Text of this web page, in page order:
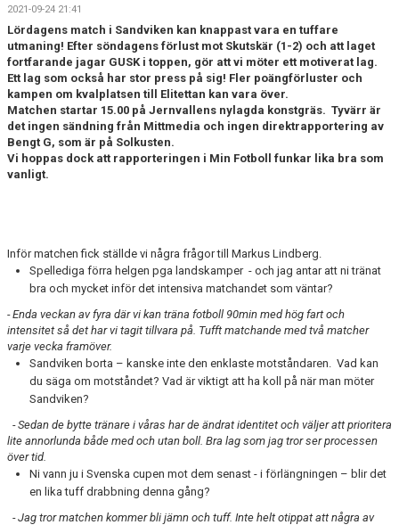
VÅRA LAG/TRÄNARE
NY I BK30
WIMANS MINNESFOND
DOKUMENT
2021-09-24 21:41
Lördagens match i Sandviken kan knappast vara en tuffare
utmaning! Efter söndagens förlust mot Skutskär (1-2) och att laget
fortfarande jagar GUSK i toppen, gör att vi möter ett motiverat lag.
Ett lag som också har stor press på sig! Fler poängförluster och
kampen om kvalplatsen till Elitettan kan vara över.
Matchen startar 15.00 på Jernvallens nylagda konstgräs. Tyvärr är
det ingen sändning från Mittmedia och ingen direktrapportering av
Bengt G, som är på Solkusten.
Vi hoppas dock att rapporteringen i Min Fotboll funkar lika bra som
vanligt.
Inför matchen fick ställde vi några frågor till Markus Lindberg.
Spellediga förra helgen pga landskamper - och jag antar att ni tränat
bra och mycket inför det intensiva matchandet som väntar?
- Enda veckan av fyra där vi kan träna fotboll 90min med hög fart och
intensitet så det har vi tagit tillvara på. Tufft matchande med två matcher
varje vecka framöver.
Sandviken borta – kanske inte den enklaste motståndaren. Vad kan
du säga om motståndet? Vad är viktigt att ha koll på när man möter
Sandviken?
- Sedan de bytte tränare i våras har de ändrat identitet och väljer att prioritera
lite annorlunda både med och utan boll. Bra lag som jag tror ser processen
över tid.
Ni vann ju i Svenska cupen mot dem senast - i förlängningen – blir det
en lika tuff drabbning denna gång?
- Jag tror matchen kommer bli jämn och tuff. Inte helt otippat att några av